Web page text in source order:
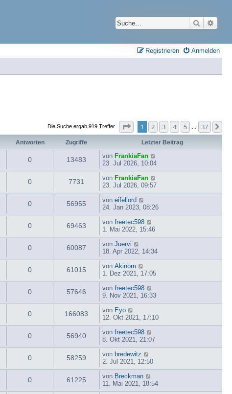
Suche
Anmelden
Registrieren
Die Suche ergab 919 Treffer Seite von37
1 2 3 4 5 37
Antworten Zugriffe Letzter Beitrag
0 13483 von FrankiaFan
23. Jul 2026, 10:04
0 7731 von FrankiaFan
23. Jul 2026, 09:57
0 56955 von eifellord
24. Jan 2023, 08:26
0 69463 von freetec598
1. Mai 2022, 15:46
0 60087 von Juervi
18. Apr 2022, 14:34
0 61015 von Akinom
1. Dez 2021, 17:05
0 57646 von freetec598
9. Nov 2021, 16:33
0 166083 von Eyo
12. Okt 2021, 17:10
0 56940 von freetec598
8. Okt 2021, 21:07
0 58259 von bredewitz
2. Jul 2021, 12:50
0 61225 von Breckman
11. Mai 2021, 18:54